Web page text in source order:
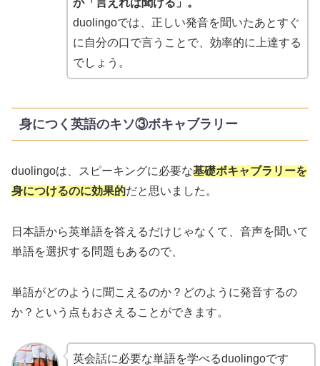
が「言えれば聞ける」。
duolingoでは、正しい発音を聞いたあとすぐ
に自分の口で言うことで、効率的に上達する
でしょう。
身につく英語のキソ③ボキャブラリー
duolingoは、スピーキングに必要な基礎ボキャブラリーを
身につけるのに効果的だと思いました。
日本語から英単語を答えるだけじゃなくて、音声を聞いて
単語を選択する問題もあるので、
単語がどのように聞こえるのか？どのように発音するの
か？という点もおさえることができます。
英会話に必要な単語を学べるduolingoです